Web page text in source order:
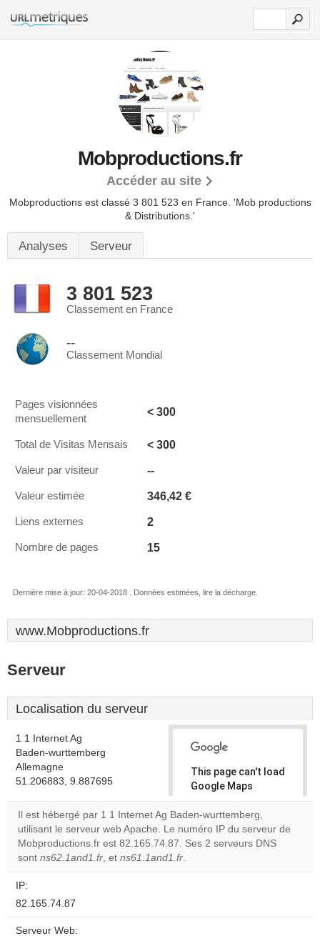
Mobproductions.fr
Accéder au site
Mobproductions est classé 3 801 523 en France. 'Mob productions
& Distributions.'
Analyses Serveur
3 801 523
Classement en France
--
Classement Mondial
Pages visionnées
mensuellement
< 300
Total de Visitas Mensais < 300
Valeur par visiteur --
Valeur estimée 346,42 €
Liens externes 2
Nombre de pages 15
Dernière mise à jour: 20-04-2018 . Données estimées, lire la décharge.
www.Mobproductions.fr
Serveur
Localisation du serveur
1 1 Internet Ag
Baden-wurttemberg
Allemagne
51.206883, 9.887695
This page can't load
Google Maps
correctly.
Do you
own this
OK
Il est hébergé par 1 1 Internet Ag Baden-wurttemberg,
utilisant le serveur web Apache. Le numéro IP du serveur de
Mobproductions.fr est 82.165.74.87. Ses 2 serveurs DNS
sont ns62.1and1.fr, et ns61.1and1.fr.
IP:
82.165.74.87
Serveur Web: